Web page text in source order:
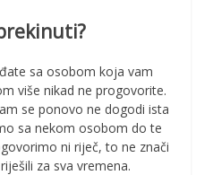
sa osobom koja vam
više nikad ne progovorite.
se ponovo ne dogodi ista
sa nekom osobom do te
ni riječ, to ne znači
za sva vremena.